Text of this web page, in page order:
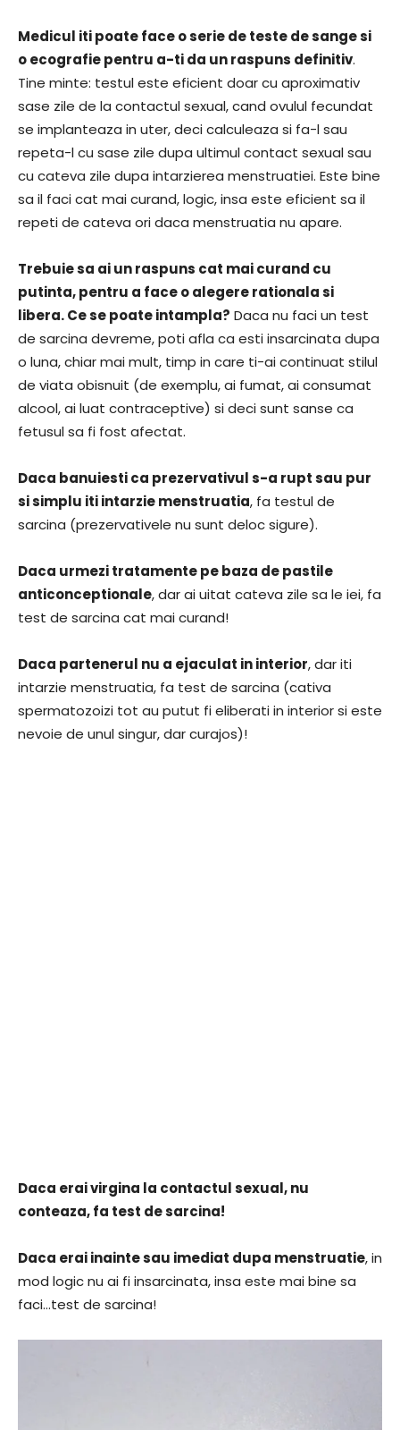
Medicul iti poate face o serie de teste de sange si
o ecografie pentru a-ti da un raspuns definitiv.
Tine minte: testul este eficient doar cu aproximativ
sase zile de la contactul sexual, cand ovulul fecundat
se implanteaza in uter, deci calculeaza si fa-l sau
repeta-l cu sase zile dupa ultimul contact sexual sau
cu cateva zile dupa intarzierea menstruatiei. Este bine
sa il faci cat mai curand, logic, insa este eficient sa il
repeti de cateva ori daca menstruatia nu apare.
Trebuie sa ai un raspuns cat mai curand cu
putinta, pentru a face o alegere rationala si
libera. Ce se poate intampla? Daca nu faci un test
de sarcina devreme, poti afla ca esti insarcinata dupa
o luna, chiar mai mult, timp in care ti-ai continuat stilul
de viata obisnuit (de exemplu, ai fumat, ai consumat
alcool, ai luat contraceptive) si deci sunt sanse ca
fetusul sa fi fost afectat.
Daca banuiesti ca prezervativul s-a rupt sau pur
si simplu iti intarzie menstruatia, fa testul de
sarcina (prezervativele nu sunt deloc sigure).
Daca urmezi tratamente pe baza de pastile
anticonceptionale, dar ai uitat cateva zile sa le iei, fa
test de sarcina cat mai curand!
Daca partenerul nu a ejaculat in interior, dar iti
intarzie menstruatia, fa test de sarcina (cativa
spermatozoizi tot au putut fi eliberati in interior si este
nevoie de unul singur, dar curajos)!
Daca erai virgina la contactul sexual, nu
conteaza, fa test de sarcina!
Daca erai inainte sau imediat dupa menstruatie, in
mod logic nu ai fi insarcinata, insa este mai bine sa
faci…test de sarcina!